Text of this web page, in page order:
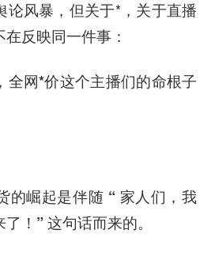
论风暴，但关于*，关于直播
反映同一件事：
全网*价这个主播们的命根子
的崛起是伴随 “ 家人们，我
！” 这句话而来的。